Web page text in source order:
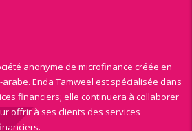
anonyme de microfinance créée en
arabe. Enda Tamweel est spécialisée dans
financiers; elle continuera à collaborer
offrir à ses clients des services